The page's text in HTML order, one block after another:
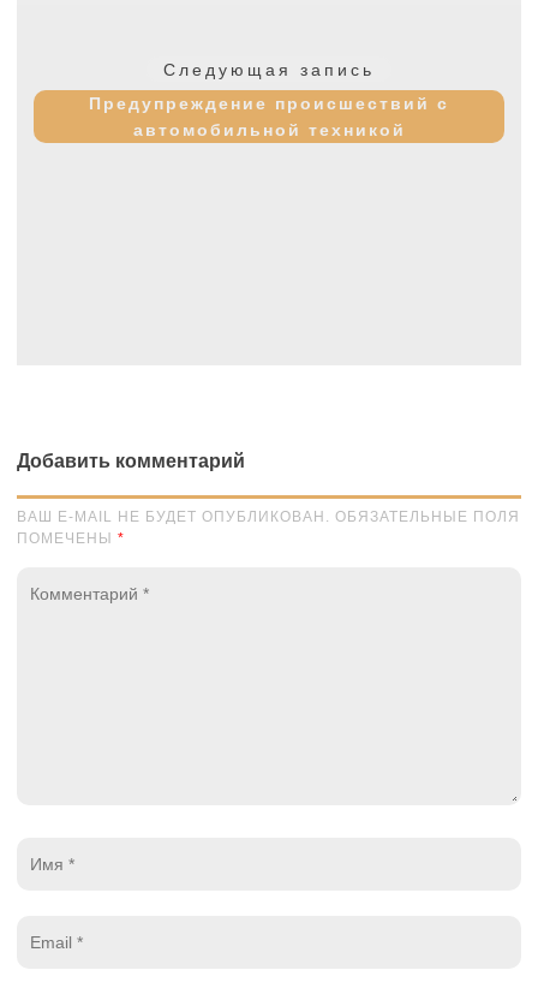
Следующая запись
запись:
Предупреждение происшествий с
автомобильной техникой
Добавить комментарий
ВАШ E-MAIL НЕ БУДЕТ ОПУБЛИКОВАН. ОБЯЗАТЕЛЬНЫЕ ПОЛЯ
ПОМЕЧЕНЫ *